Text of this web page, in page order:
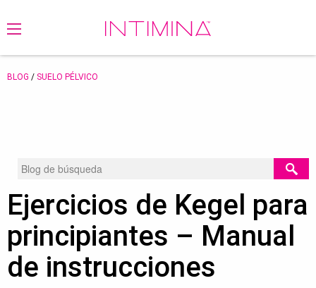
BLOG / SUELO PÉLVICO
Ejercicios de Kegel para
principiantes – Manual
de instrucciones